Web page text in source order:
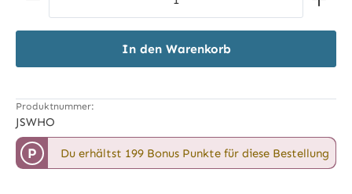
In den Warenkorb
Produktnummer:
JSWHO
P Du erhältst 199 Bonus Punkte für diese Bestellung